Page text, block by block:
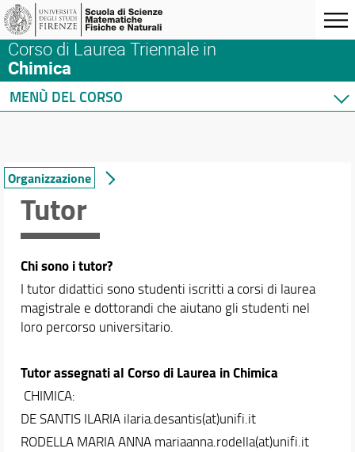
Corso di Laurea Triennale in
Chimica
MENÙ DEL CORSO
Presentazione del corso
Contatti, sedi e strutture
Segreterie studenti >>
Norme e regolamenti
Per iscriversi
Per laurearsi
Proseguire dopo la laurea
Qualità del corso
Consultazione tesi di laurea >>
Didattica
Docenti
Organizzazione
Tutor
Chi sono i tutor?
I tutor didattici sono studenti iscritti a corsi di laurea
magistrale e dottorandi che aiutano gli studenti nel
loro percorso universitario.
Tutor assegnati al Corso di Laurea in Chimica
CHIMICA:
DE SANTIS ILARIA ilaria.desantis(at)unifi.it
RODELLA MARIA ANNA mariaanna.rodella(at)unifi.it